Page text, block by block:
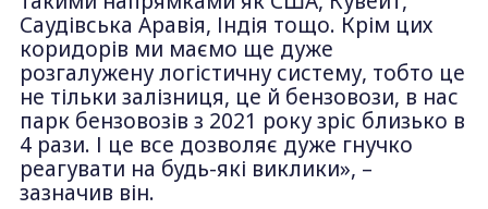
Саудівська Аравія, Індія тощо. Крім цих
коридорів ми маємо ще дуже
розгалужену логістичну систему, тобто це
не тільки залізниця, це й бензовози, в нас
парк бензовозів з 2021 року зріс близько в
4 рази. І це все дозволяє дуже гнучко
реагувати на будь-які виклики», –
зазначив він.